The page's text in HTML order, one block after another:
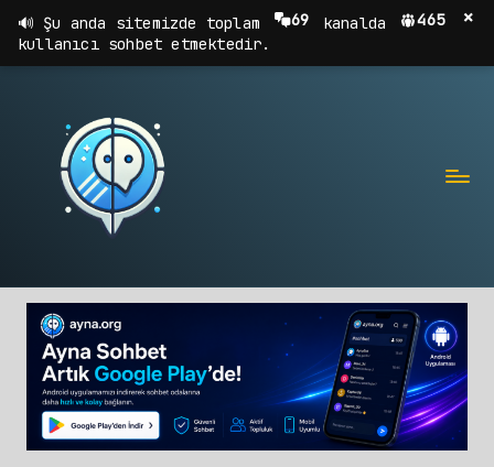
Şu anda sitemizde toplam 69 kanalda
465
kullanıcı sohbet etmektedir.
×
A
Y
N
A
Chat,
Sohbet
Odaları